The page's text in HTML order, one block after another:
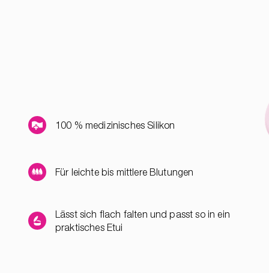
100 % medizinisches Silikon
Für leichte bis mittlere Blutungen
Lässt sich flach falten und passt so in ein
praktisches Etui